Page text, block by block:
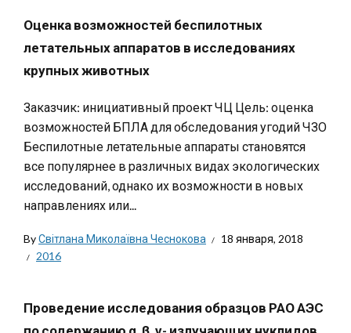
Оценка возможностей беспилотных
летательных аппаратов в исследованиях
крупных животных
Заказчик: инициативный проект ЧЦ Цель: оценка
возможностей БПЛА для обследования угодий ЧЗО
Беспилотные летательные аппараты становятся
все популярнее в различных видах экологических
исследований, однако их возможности в новых
направлениях или...
ByСвітлана Миколаївна Чеснокова
18 января, 2018
2016
Проведение исследования образцов РАО АЭС